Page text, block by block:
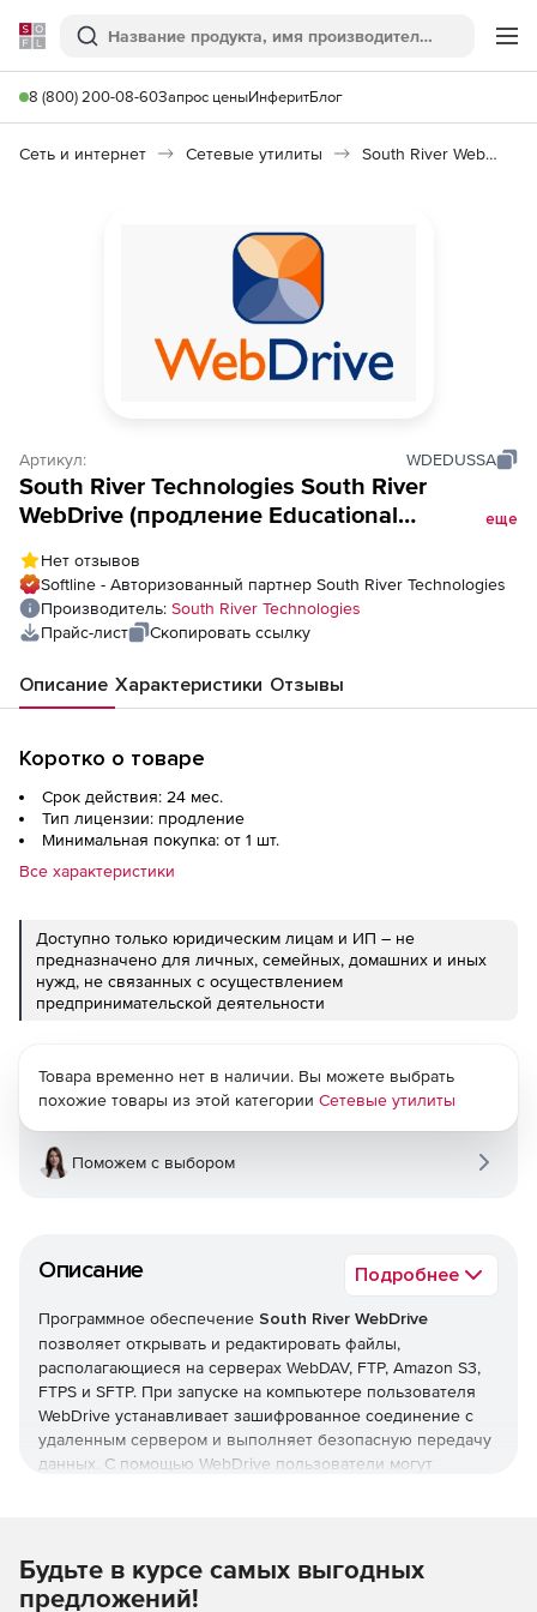
Softline
Поиск
8 (800) 200-08-60Запрос ценыИнферитБлог
Сеть и интернет Сетевые утилиты South River WebDrive
Артикул: WDEDUSSA
South River Technologies South River
WebDrive (продление Educational
еще
Нет отзывов
Softline - Авторизованный партнер South River Technologies
Производитель: South River Technologies
Прайс-лист
Скопировать ссылку
Описание Характеристики Отзывы
Коротко о товаре
Срок действия: 24 мес.
Тип лицензии: продление
Минимальная покупка: от 1 шт.
Все характеристики
Доступно только юридическим лицам и ИП – не
предназначено для личных, семейных, домашних и иных
нужд, не связанных с осуществлением
предпринимательской деятельности
Описание Подробнее
Программное обеспечение South River WebDrive
позволяет открывать и редактировать файлы,
располагающиеся на серверах WebDAV, FTP, Amazon S3,
FTPS и SFTP. При запуске на компьютере пользователя
WebDrive устанавливает зашифрованное соединение с
удаленным сервером и выполняет безопасную передачу
данных. С помощью WebDrive пользователи могут
Благодаря совместимости с WebDAV приложение
WebDrive дает возможность блокировать просмотр и
Товара временно нет в наличии. Вы можете выбрать
похожие товары из этой категории Сетевые утилиты
Поможем с выбором
Будьте в курсе самых выгодных
предложений!